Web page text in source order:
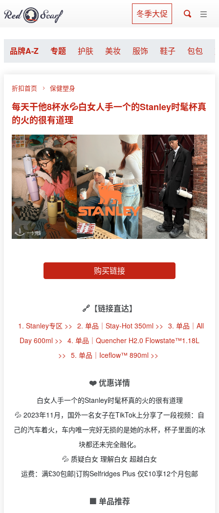
冬季大促
品牌A-Z 专题 护肤 美妆 服饰 鞋子 包包
折扣首页 保健塑身
每天干他8杯水💦白女人手一个的Stanley时髦杯真
的火的很有道理
购买链接
🔗【链接直达】
1. Stanley专区 >> 2. 单品｜Stay-Hot 350ml >> 3. 单品｜All
Day 600ml >> 4. 单品｜Quencher H2.0 Flowstate™1.18L
>> 5. 单品｜Iceflow™ 890ml >>
❤️ 优惠详情
白女人手一个的Stanley时髦杯真的火的很有道理
💦 2023年11月，国外一名女子在TikTok上分享了一段视频：自
己的汽车着火，车内唯一完好无损的是她的水杯，杯子里面的冰
块都还未完全融化。
💦 质疑白女 理解白女 超越白女
运费：满£30包邮|订购Selfridges Plus 仅£10享12个月包邮
🟩 单品推荐